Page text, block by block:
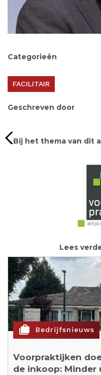
Categorieën
FACILITAIR
Geschreven door
Bij het thema van dit
Lees
cases Bedrijfsnieuws
Voorpraktijken
de inkoop: Minder